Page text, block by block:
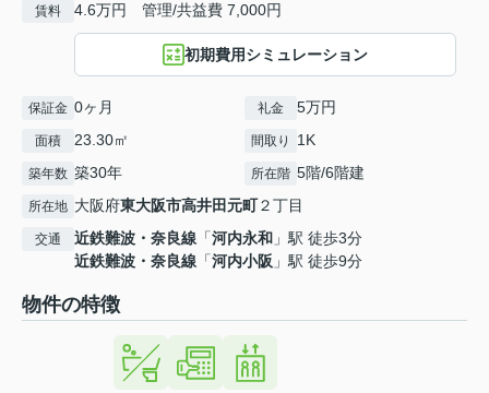
賃料 4.6万円 管理/共益費 7,000円
初期費用シミュレーション
保証金 0ヶ月 礼金 5万円
面積 23.30㎡ 間取り 1K
築年数 築30年 所在階 5階/6階建
所在地 大阪府東大阪市高井田元町２丁目
交通 近鉄難波・奈良線 「河内永和 」駅 徒歩3分
近鉄難波・奈良線 「河内小阪 」駅 徒歩9分
物件の特徴